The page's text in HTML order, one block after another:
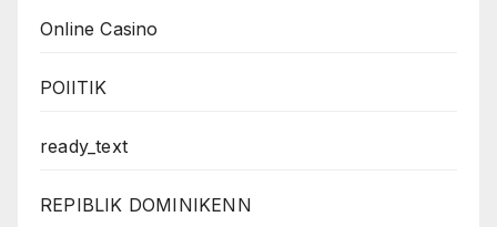
Online Casino
POlITIK
ready_text
REPIBLIK DOMINIKENN